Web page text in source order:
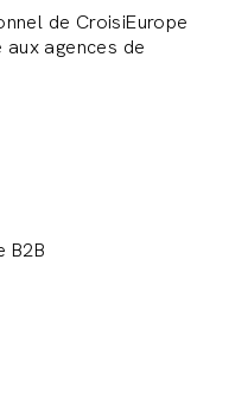
de CroisiEurope
agences de
B2B